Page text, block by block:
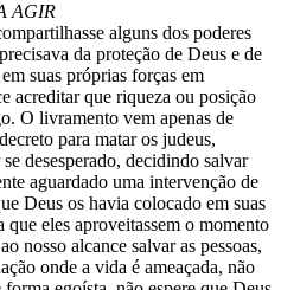
AGIR
alguns dos poderes
da proteção de Deus e de
suas próprias forças em
acreditar que riqueza ou posição
O livramento vem apenas de
para matar os judeus,
desesperado, decidindo salvar
aguardado uma intervenção de
Deus os havia colocado em suas
eles aproveitassem o momento
nosso alcance salvar as pessoas,
onde a vida é ameaçada, não